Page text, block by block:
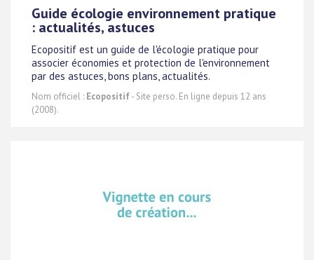
Guide écologie environnement pratique
: actualités, astuces
Ecopositif est un guide de l'écologie pratique pour
associer économies et protection de l'environnement
par des astuces, bons plans, actualités.
Nom officiel : Ecopositif- Site perso. En ligne depuis 12 ans
(2008).